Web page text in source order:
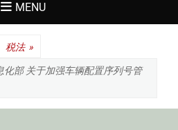
MENU
税法 »
化部 关于加强车辆配置序列号管